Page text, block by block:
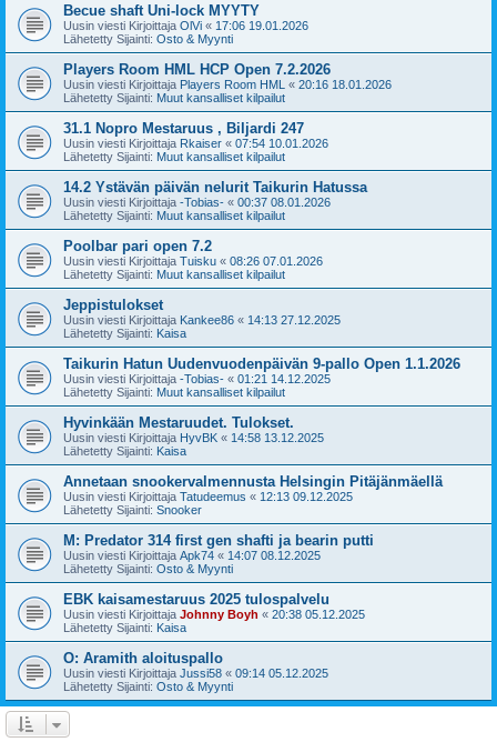
Becue shaft Uni-lock MYYTY
Uusin viesti Kirjoittaja OlVi « 17:06 19.01.2026
Lähetetty Sijainti: Osto & Myynti
Players Room HML HCP Open 7.2.2026
Uusin viesti Kirjoittaja Players Room HML « 20:16 18.01.2026
Lähetetty Sijainti: Muut kansalliset kilpailut
31.1 Nopro Mestaruus , Biljardi 247
Uusin viesti Kirjoittaja Rkaiser « 07:54 10.01.2026
Lähetetty Sijainti: Muut kansalliset kilpailut
14.2 Ystävän päivän nelurit Taikurin Hatussa
Uusin viesti Kirjoittaja -Tobias- « 00:37 08.01.2026
Lähetetty Sijainti: Muut kansalliset kilpailut
Poolbar pari open 7.2
Uusin viesti Kirjoittaja Tuisku « 08:26 07.01.2026
Lähetetty Sijainti: Muut kansalliset kilpailut
Jeppistulokset
Uusin viesti Kirjoittaja Kankee86 « 14:13 27.12.2025
Lähetetty Sijainti: Kaisa
Taikurin Hatun Uudenvuodenpäivän 9-pallo Open 1.1.2026
Uusin viesti Kirjoittaja -Tobias- « 01:21 14.12.2025
Lähetetty Sijainti: Muut kansalliset kilpailut
Hyvinkään Mestaruudet. Tulokset.
Uusin viesti Kirjoittaja HyvBK « 14:58 13.12.2025
Lähetetty Sijainti: Kaisa
Annetaan snookervalmennusta Helsingin Pitäjänmäellä
Uusin viesti Kirjoittaja Tatudeemus « 12:13 09.12.2025
Lähetetty Sijainti: Snooker
M: Predator 314 first gen shafti ja bearin putti
Uusin viesti Kirjoittaja Apk74 « 14:07 08.12.2025
Lähetetty Sijainti: Osto & Myynti
EBK kaisamestaruus 2025 tulospalvelu
Uusin viesti Kirjoittaja Johnny Boyh « 20:38 05.12.2025
Lähetetty Sijainti: Kaisa
O: Aramith aloituspallo
Uusin viesti Kirjoittaja Jussi58 « 09:14 05.12.2025
Lähetetty Sijainti: Osto & Myynti